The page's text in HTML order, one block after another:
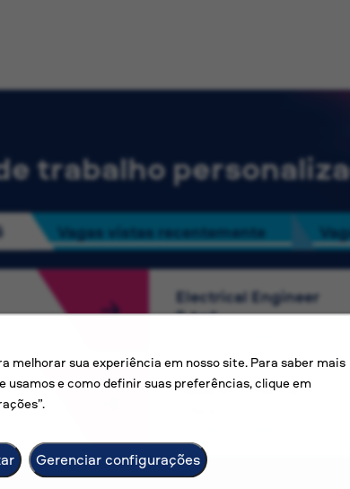
melhorar sua experiência em nosso site. Para saber mais
usamos e como definir suas preferências, clique em
Gerenciar configurações
trabalho
Vagas vistas recentemente
Electrical Engineer
Amã
Head of Finance